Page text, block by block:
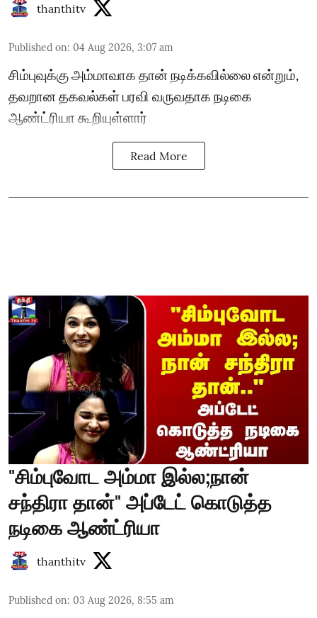
thanthitv
Published on: 04 Aug 2026, 3:07 am
சிம்புவுக்கு அம்மாவாக தான் நடிக்கவில்லை என்றும்,
தவறான தகவல்கள் பரவி வருவதாக நடிகை
ஆண்ட்ரியா கூறியுள்ளார்
Read More
"சிம்புவோட அம்மா இல்ல;நான்
சந்திரா தான்" அப்டேட் கொடுத்த
நடிகை ஆண்ட்ரியா
thanthitv
Published on: 03 Aug 2026, 8:55 am